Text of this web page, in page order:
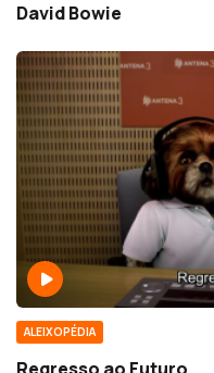
David Bowie
ALEIXOPÉDIA
Regresso ao Futuro